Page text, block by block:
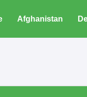
Afghanistan